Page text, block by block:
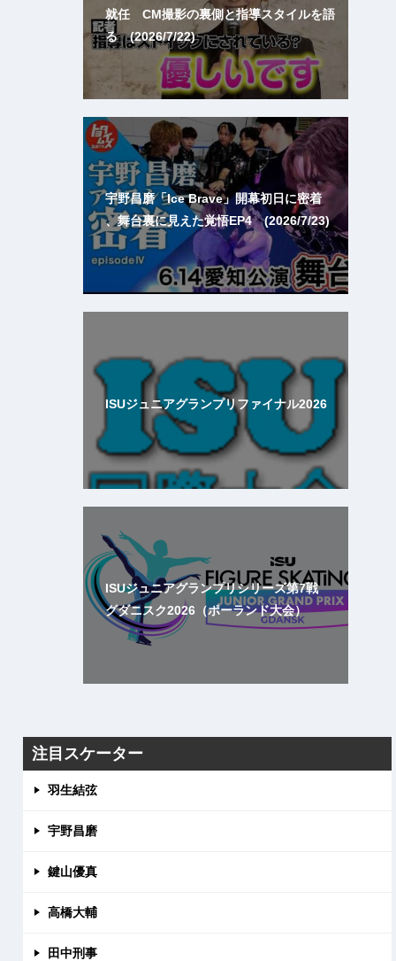
就任 CM撮影の裏側と指導スタイルを語
る (2026/7/22)
宇野昌磨「Ice Brave」開幕初日に密着
、舞台裏に見えた覚悟EP4 (2026/7/23)
ISUジュニアグランプリファイナル2026
ISUジュニアグランプリシリーズ第7戦
グダニスク2026（ポーランド大会）
注目スケーター
羽生結弦
宇野昌磨
鍵山優真
高橋大輔
田中刑事